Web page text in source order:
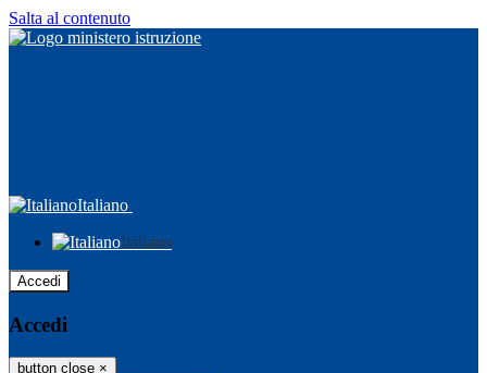
Salta al contenuto
Italiano
Italiano
Accedi
Accedi
button close ×